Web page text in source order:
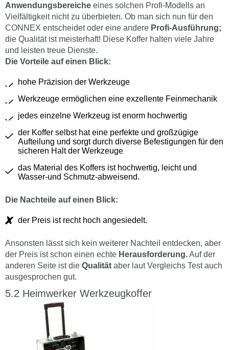
Anwendungsbereiche eines solchen Profi-Modells an
Vielfältigkeit nicht zu überbieten. Ob man sich nun für den
CONNEX entscheidet oder eine andere Profi-Ausführung;
die Qualität ist meisterhaft! Diese Koffer halten viele Jahre
und leisten treue Dienste.
Die Vorteile auf einen Blick:
hohe Präzision der Werkzeuge
Werkzeuge ermöglichen eine exzellente Feinmechanik
jedes einzelne Werkzeug ist enorm hochwertig
der Koffer selbst hat eine perfekte und großzügige
Aufteilung und sorgt durch diverse Befestigungen für den
sicheren Halt der Werkzeuge
das Material des Koffers ist hochwertig, leicht und
Wasser-und Schmutz-abweisend.
Die Nachteile auf einen Blick:
der Preis ist recht hoch angesiedelt.
Ansonsten lässt sich kein weiterer Nachteil entdecken, aber
der Preis ist schon einen echte Herausforderung.Auf der
anderen Seite ist die Qualität aber laut Vergleichs Test auch
ausgesprochen gut.
Heimwerker Werkzeugkoffer